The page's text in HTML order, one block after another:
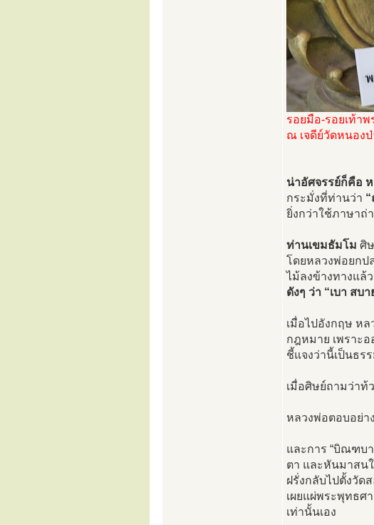
รอยมือ-รอยเท้า
ณ เจดีย์วัดหนอง
น่าอัศจรรย์ก็คือ
กระมั่งที่ท่านว่า
ยิ่งกว่าใช้ภาษาถ่
ท่านเขมธัมโม ศิ
โดยหลวงพ่อยกป
ไม้ลงข้างทางแล้
ดังๆ ว่า “เบา สบา
เมื่อไปอังกฤษ ห
กฎหมาย เพราะ
ชี้แจงว่านี้เป็นธร
เมื่อศิษย์ถามว่าท้
หลวงพ่อตอบอย่า
และการ “บิณฑบ
ตา และหันมาสน
ฝรั่งกลับไปตั้งวัด
เผยแผ่พระพุทธศ
เท่านั้นเอง